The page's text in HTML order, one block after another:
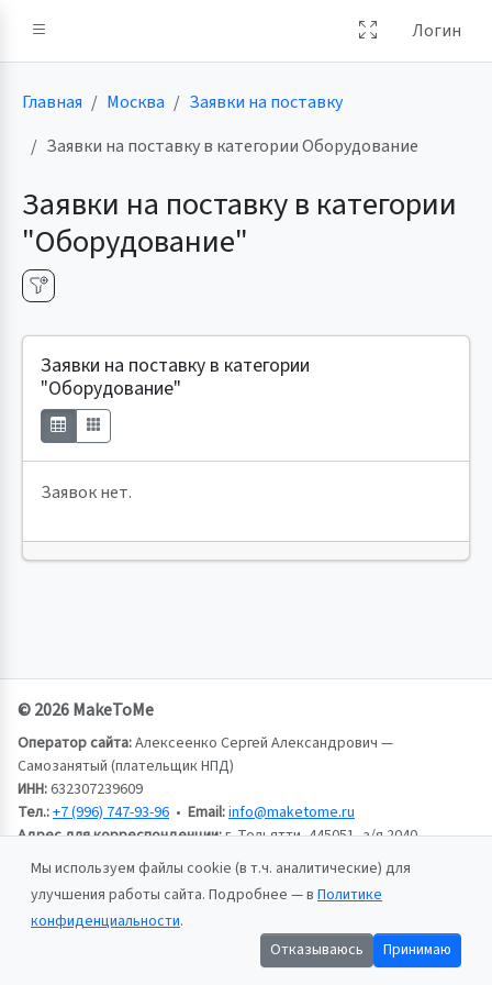
Логин
Главная Москва
Заявки на поставку
Заявки на поставку в категории Оборудование
Заявки на поставку в категории
"Оборудование"
Заявки на поставку в категории
"Оборудование"
Заявок нет.
© 2026 MakeToMe
Оператор сайта:Алексеенко Сергей Александрович —
Самозанятый (плательщик НПД)
ИНН:632307239609
Тел.:+7 (996) 747-93-96 • Email:info@maketome.ru
Адрес для корреспонденции:г. Тольятти, 445051, а/я 2040,
Алексеенко Сергей Александрович
Пользовательское соглашение
Политика конфиденциальности
Мы используем файлы cookie (в т.ч. аналитические) для
улучшения работы сайта. Подробнее — в Политике
конфиденциальности.
Отказываюсь
Принимаю